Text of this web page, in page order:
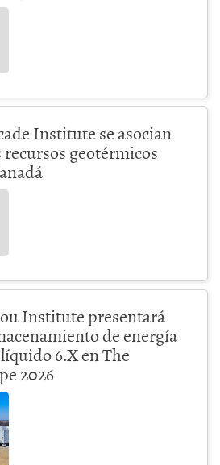
Institute se asocian
geotérmicos
Institute presentará
de energía
6.X en The
2026